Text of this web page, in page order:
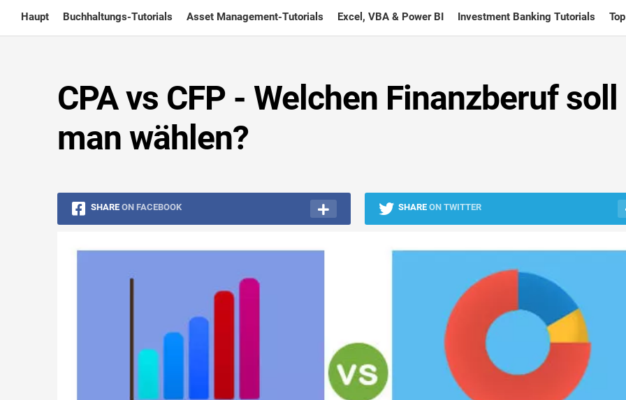
content
Haupt Buchhaltungs-Tutorials Asset Management-Tutorials Excel, VBA & Power BI Investment Banking Tutorials
CPA vs CFP - Welchen Finanzberuf soll
man wählen?
SHARE ON FACEBOOK SHARE ON TWITTER